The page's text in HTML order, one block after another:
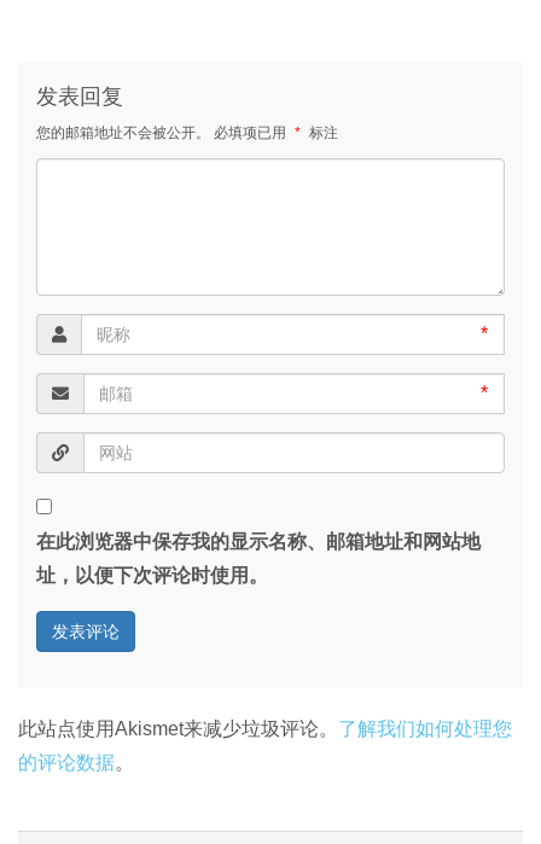
发表回复
您的邮箱地址不会被公开。 必填项已用 * 标注
*
*
在此浏览器中保存我的显示名称、邮箱地址和网站地
址，以便下次评论时使用。
此站点使用Akismet来减少垃圾评论。 了解我们如何处理您
的评论数据。